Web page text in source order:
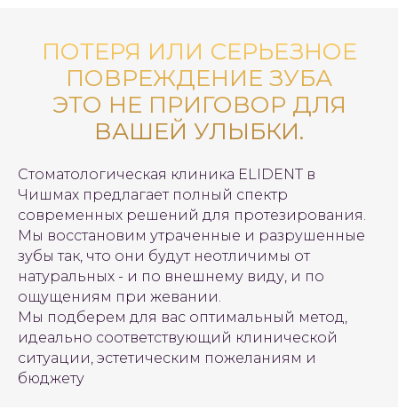
ПОТЕРЯ ИЛИ СЕРЬЕЗНОЕ
ПОВРЕЖДЕНИЕ ЗУБА
ЭТО НЕ ПРИГОВОР ДЛЯ
ВАШЕЙ УЛЫБКИ.
Стоматологическая клиника ELIDENT в
Чишмах предлагает полный спектр
современных решений для протезирования.
Мы восстановим утраченные и разрушенные
зубы так, что они будут неотличимы от
натуральных - и по внешнему виду, и по
ощущениям при жевании.
Мы подберем для вас оптимальный метод,
идеально соответствующий клинической
ситуации, эстетическим пожеланиям и
бюджету